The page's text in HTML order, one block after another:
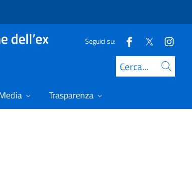
dell’ex Seguici su:
Cerca
Trasparenza